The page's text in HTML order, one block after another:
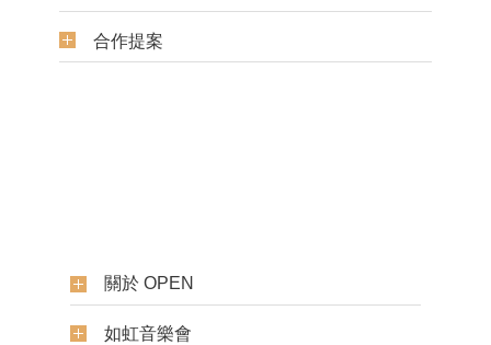
合作提案
關於 OPEN
如虹音樂會